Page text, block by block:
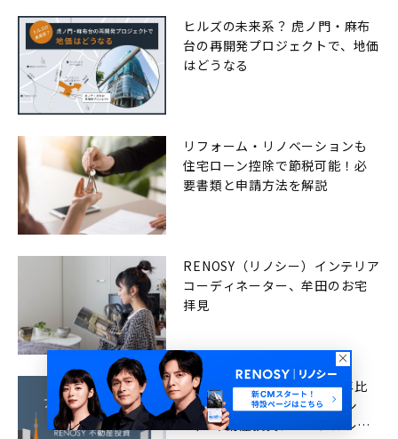
ヒルズの未来系？ 虎ノ門・麻布
台の再開発プロジェクトで、地価
はどうなる
リフォーム・リノベーションも
住宅ローン控除で節税可能！必
要書類と申請方法を解説
RENOSY（リノシー）インテリア
コーディネーター、牟田のお宅
拝見
成約者の投資経験割合が前年比
10pt上昇。RENOSY（リノシ
ー） 不動産投資アニュアルレポ